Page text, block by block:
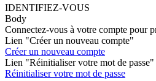
IDENTIFIEZ-VOUS
Body
Connectez-vous à votre compte pour
Lien "Créer un nouveau compte"
Créer un nouveau compte
Lien "Réinitialiser votre mot de passe"
Réinitialiser votre mot de passe